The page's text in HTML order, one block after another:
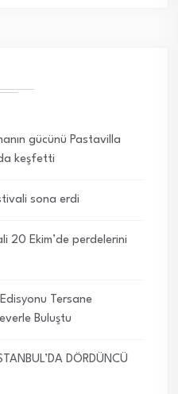
gücünü Pastavilla
keşfetti
sona erdi
20 Ekim’de perdelerini
Tersane
Buluştu
DÖRDÜNCÜ